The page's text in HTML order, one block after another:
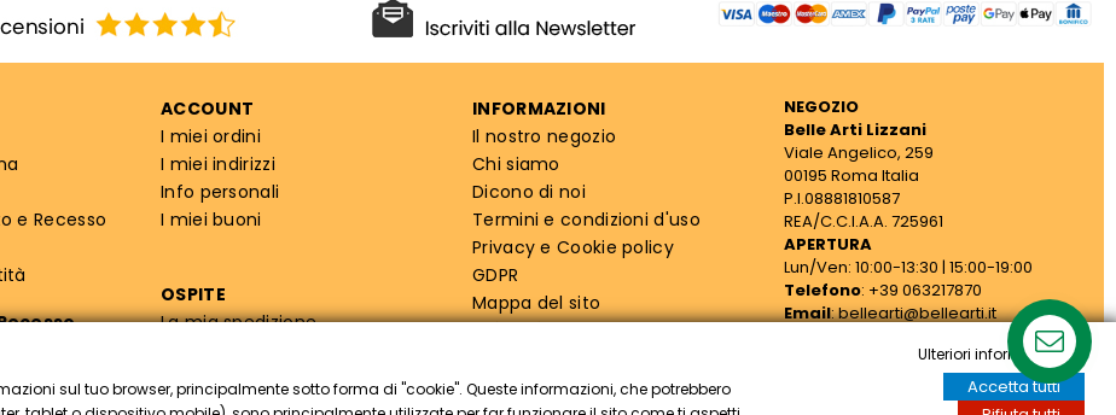
e Recesso
ACCOUNT
I miei ordini
I miei indirizzi
Info personali
I miei buoni
OSPITE
La mia spedizione
INFORMAZIONI
Il nostro negozio
Chi siamo
Dicono di noi
Termini e condizioni d'uso
Privacy e Cookie policy
GDPR
Mappa del sito
Info privacy
NEGOZIO
Belle Arti Lizzani
Viale Angelico, 259
00195 Roma Italia
P.I.08881810587
REA/C.C.I.A.A. 725961
APERTURA
Lun/Ven: 10:00-13:30 | 15:00-19:00
Telefono: +39 063217870
Email: bellearti@bellearti.it
sul tuo browser, principalmente sotto forma di "cookie". Queste informazioni, che potrebbero
Ulteriori informazioni
Accetta tutti